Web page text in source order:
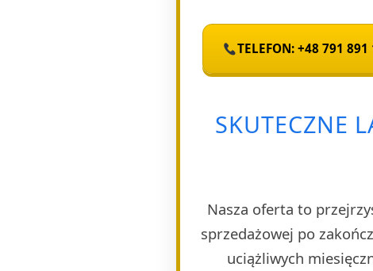
TELEFON: +48 791 891
SKUTECZNE
Nasza oferta to
sprzedażowej po
uciążliwych